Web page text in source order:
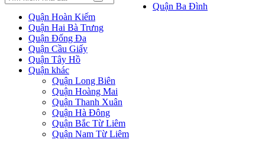
Quận Ba Đình
Quận Hoàn Kiếm
Quận Hai Bà Trưng
Quận Đống Đa
Quận Cầu Giấy
Quận Tây Hồ
Quận khác
Quận Long Biên
Quận Hoàng Mai
Quận Thanh Xuân
Quận Hà Đông
Quận Bắc Từ Liêm
Quận Nam Từ Liêm